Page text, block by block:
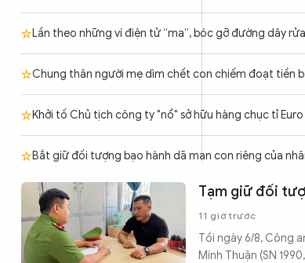
Video Ảnh
Chuyên trang An ninh thế giới Văn nghệ Công an
Lần theo những ví điện tử “ma”, bóc gỡ đường dây
Chung thân người mẹ dìm chết con chiếm đoạt tiền
Khởi tố Chủ tịch công ty "nổ" sở hữu hàng chục tỉ Euro
Bắt giữ đối tượng bạo hành dã man con riêng của
Tạm giữ đối
11 giờ trước
Tối ngày 6/8, Công
Minh Thuận (SN